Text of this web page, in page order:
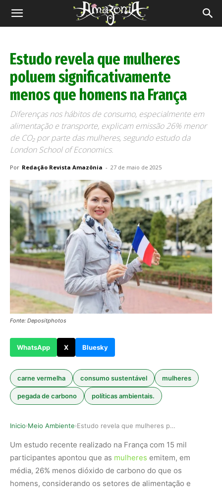
Revista
Estudo revela que mulheres
poluem significativamente
menos que homens na França
Diferenças nos hábitos de consumo, especialmente em
alimentação e transporte, explicam emissão 26% menor
de CO₂ por parte das mulheres, segundo estudo da
London School of Economics.
Por Redação Revista Amazônia - 27 de maio de 2025
Fonte: Depositphotos
WhatsApp X Bluesky
carne vermelha consumo sustentável mulheres
pegada de carbono políticas ambientais.
Inicio›Meio Ambiente› Estudo revela que mulheres poluem significativa…
Um estudo recente realizado na França com 15 mil
participantes apontou que as mulheres emitem, em
média, 26% menos dióxido de carbono do que os
homens, considerando os setores de alimentação e